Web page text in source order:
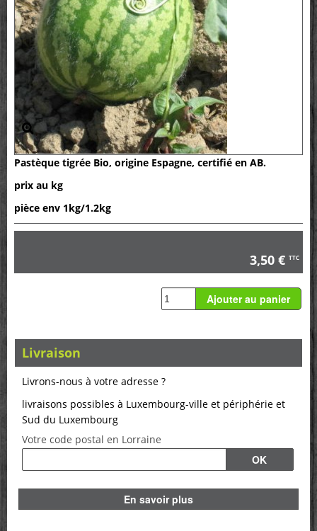
Pastèque tigrée Bio, origine Espagne, certifié en AB.
prix au kg
pièce env 1kg/1.2kg
3,50 € TTC
Livraison
Livrons-nous à votre adresse ?
livraisons possibles à Luxembourg-ville et périphérie et
Sud du Luxembourg
Votre code postal en Lorraine
En savoir plus